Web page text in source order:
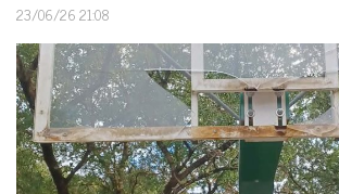
23/06/26 21:08